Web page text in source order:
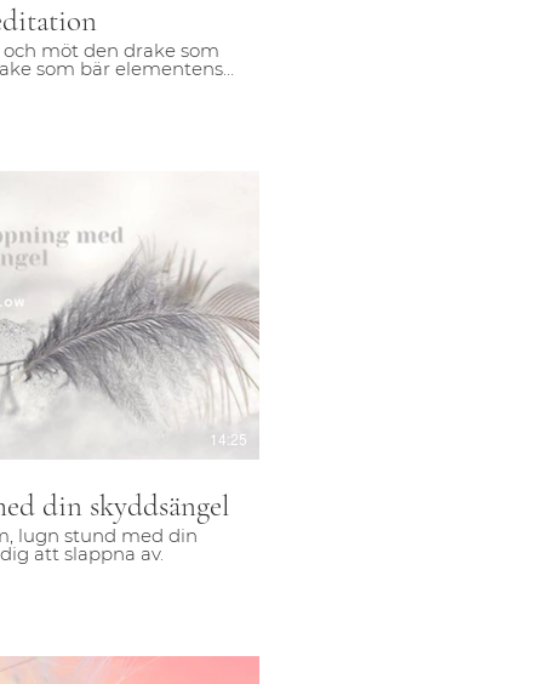
möt den drake som
som bär elementens
stötta dig i ditt liv. Som
Spela video
14:25
din skyddsängel
lugn stund med din
att slappna av.